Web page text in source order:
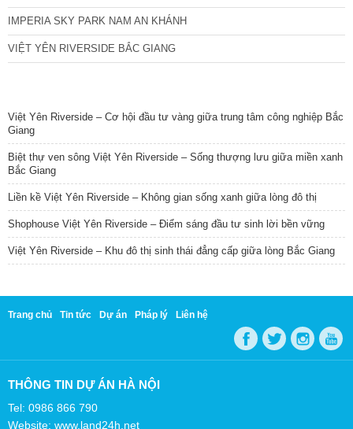
IMPERIA SKY PARK NAM AN KHÁNH
VIỆT YÊN RIVERSIDE BẮC GIANG
Việt Yên Riverside – Cơ hội đầu tư vàng giữa trung tâm công nghiệp Bắc
Giang
Biệt thự ven sông Việt Yên Riverside – Sống thượng lưu giữa miền xanh
Bắc Giang
Liền kề Việt Yên Riverside – Không gian sống xanh giữa lòng đô thị
Shophouse Việt Yên Riverside – Điểm sáng đầu tư sinh lời bền vững
Việt Yên Riverside – Khu đô thị sinh thái đẳng cấp giữa lòng Bắc Giang
Trang chủ Tin tức Dự án Pháp lý Liên hệ
THÔNG TIN DỰ ÁN HÀ NỘI
Tel: 0986 866 790
Website: www.land24h.net